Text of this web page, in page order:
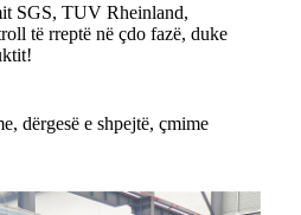
SGS, TUV Rheinland,
të rreptë në çdo fazë, duke
dërgesë e shpejtë, çmime